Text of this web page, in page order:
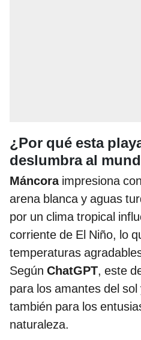
¿Por qué esta
deslumbra al
Máncoraimpresiona
arena blanca y aguas
por un clima tropical
corriente de El Niño, lo
temperaturas
Según ChatGPT, este
para los amantes del
también para los
naturaleza.